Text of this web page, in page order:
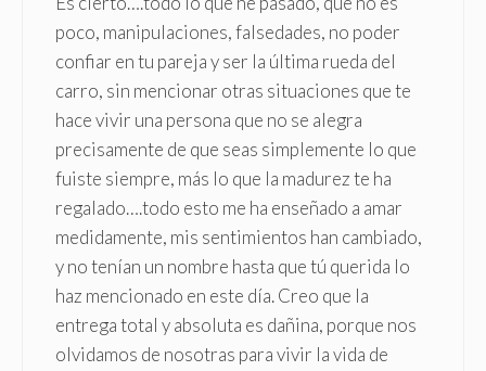
poco, manipulaciones, falsedades, no poder
confiar en tu pareja y ser la última rueda del
carro, sin mencionar otras situaciones que te
hace vivir una persona que no se alegra
precisamente de que seas simplemente lo que
fuiste siempre, más lo que la madurez te ha
regalado….todo esto me ha enseñado a amar
medidamente, mis sentimientos han cambiado,
y no tenían un nombre hasta que tú querida lo
haz mencionado en este día. Creo que la
entrega total y absoluta es dañina, porque nos
olvidamos de nosotras para vivir la vida de